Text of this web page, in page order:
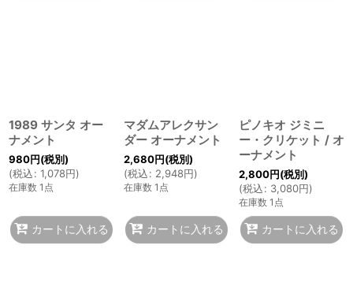
1989 サンタ オー
ナメント
980円(税別)
(税込: 1,078円)
在庫数 1点
カートに入れる
マダムアレクサン
ダー オーナメント
2,680円(税別)
(税込: 2,948円)
在庫数 1点
カートに入れる
ピノキオ ジミニ
ー・クリケット / オ
ーナメント
2,800円(税別)
(税込: 3,080円)
在庫数 1点
カートに入れる